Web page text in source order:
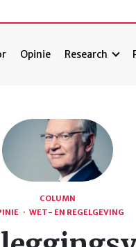
Opinie Research
COLUMN
· WET- EN REGELGEVING